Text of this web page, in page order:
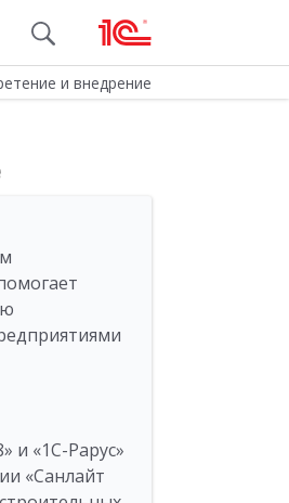
и внедрение
и «1С-Рарус»
«Санлайт